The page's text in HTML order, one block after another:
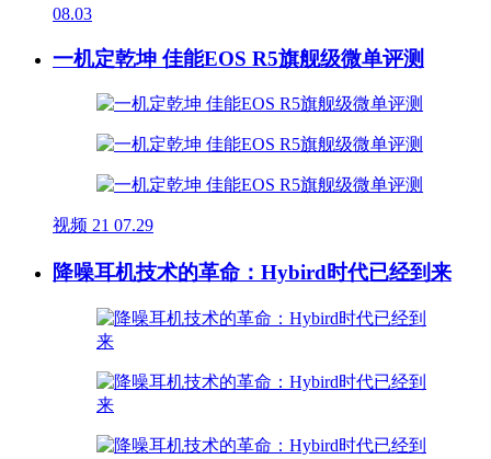
08.03
一机定乾坤 佳能EOS R5旗舰级微单评测
视频 21 07.29
降噪耳机技术的革命：Hybird时代已经到来